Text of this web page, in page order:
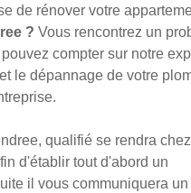
de rénover votre
? Vous rencontrez un
compter sur notre
le dépannage de votre
qualifié se rendra
d'établir tout d'abord un
il vous communiquera